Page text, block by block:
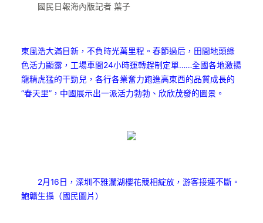
國民日報海內版記者 葉子
東風浩大滿目新，不負時光萬里程。春節過后，田間地頭綠
色活力顯露，工場車間24小時運轉趕制定單……全國各地激揚
龍精虎猛的干勁兒，各行各業奮力跑進高東西的品質成長的
“春天里”，中國展示出一派活力勃勃、欣欣茂發的圖景。
2月16日，深圳不雅瀾湖櫻花競相綻放，游客接連不斷。
鮑贛生攝（國民圖片）